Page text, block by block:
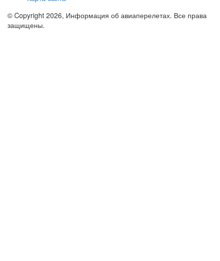
© Copyright 2026, Информация об авиаперелетах. Все права
защищены.